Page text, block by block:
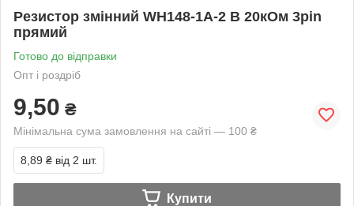
Резистор змінний WH148-1A-2 B 20кОм 3pin
прямий
Готово до відправки
Опт і роздріб
9,50 ₴
Мінімальна сума замовлення на сайті — 100 ₴
8,89 ₴ від 2 шт.
Купити